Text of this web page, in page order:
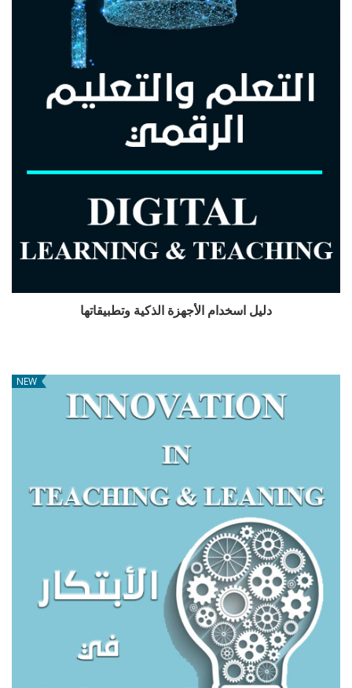
دليل اسخدام الأجهزة الذكية وتطبيقاتها
NEW